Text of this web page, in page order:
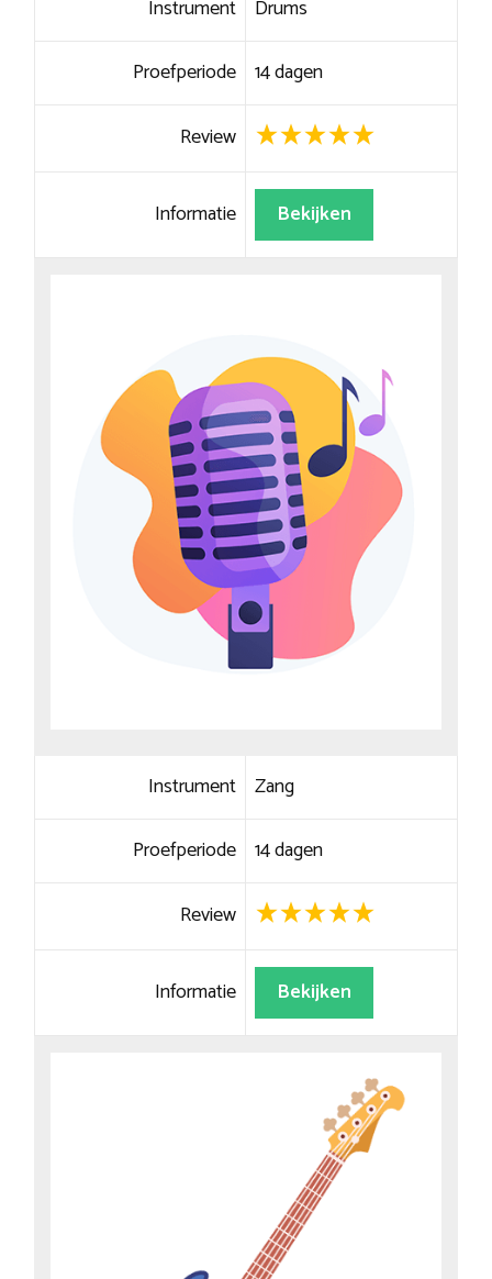
Instrument Drums
Proefperiode 14 dagen
Review
Informatie Bekijken
Instrument Zang
Proefperiode 14 dagen
Review
Informatie Bekijken